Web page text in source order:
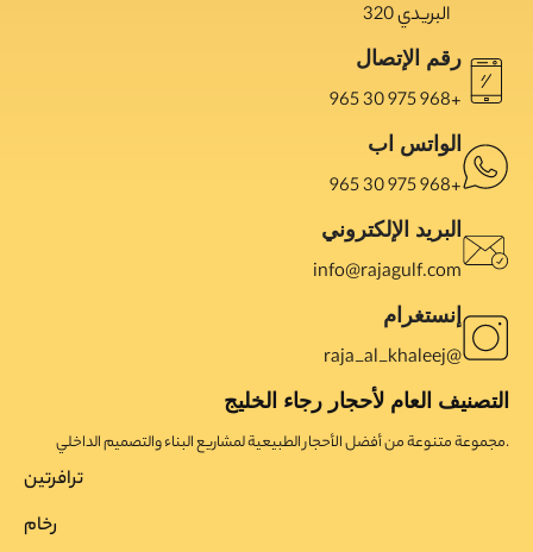
البريدي 320
رقم الإتصال
965 30 975 968+
الواتس اب
965 30 975 968+
البريد الإلكتروني
info@rajagulf.com
إنستغرام
raja_al_khaleej@
التصنيف العام لأحجار رجاء الخليج
مجموعة متنوعة من أفضل الأحجار الطبيعية لمشاريع البناء والتصميم الداخلي.
ترافرتین
رخام